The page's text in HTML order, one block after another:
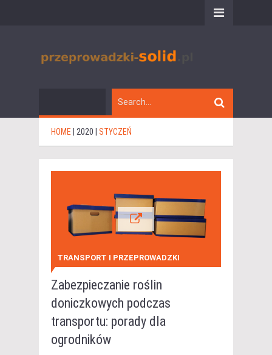
HOME 2020 STYCZEŃ
TRANSPORT I PRZEPROWADZKI
Zabezpieczanie roślin
doniczkowych podczas
transportu: porady dla
ogrodników